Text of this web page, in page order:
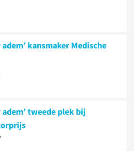
kansmaker Medische
tweede plek bij